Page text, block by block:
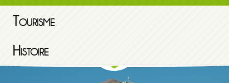
Tourisme
Histoire